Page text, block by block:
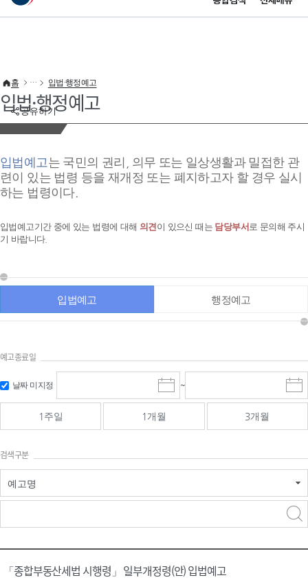
이 누리집은 대한민국 공식 전자정부 누리집입니다.
공유하기
홈 입법·행정예고
입법·행정예고
입법예고는 국민의 권리, 의무 또는 일상생활과 밀접한 관
련이 있는 법령 등을 재개정 또는 폐지하고자 할 경우 실시
하는 법령이다.
입법예고기간 중에 있는 법령에 대해 의견이 있으신 때는 담당부서 로 문의해 주시
기 바랍니다.
입법예고 행정예고
예고종료일
날짜 미지정
시
작
일
선
~
종
료
선
1주일 1개월 3개월
검색구분
예고명
「종합부동산세법 시행령」 일부개정령(안) 입법예고